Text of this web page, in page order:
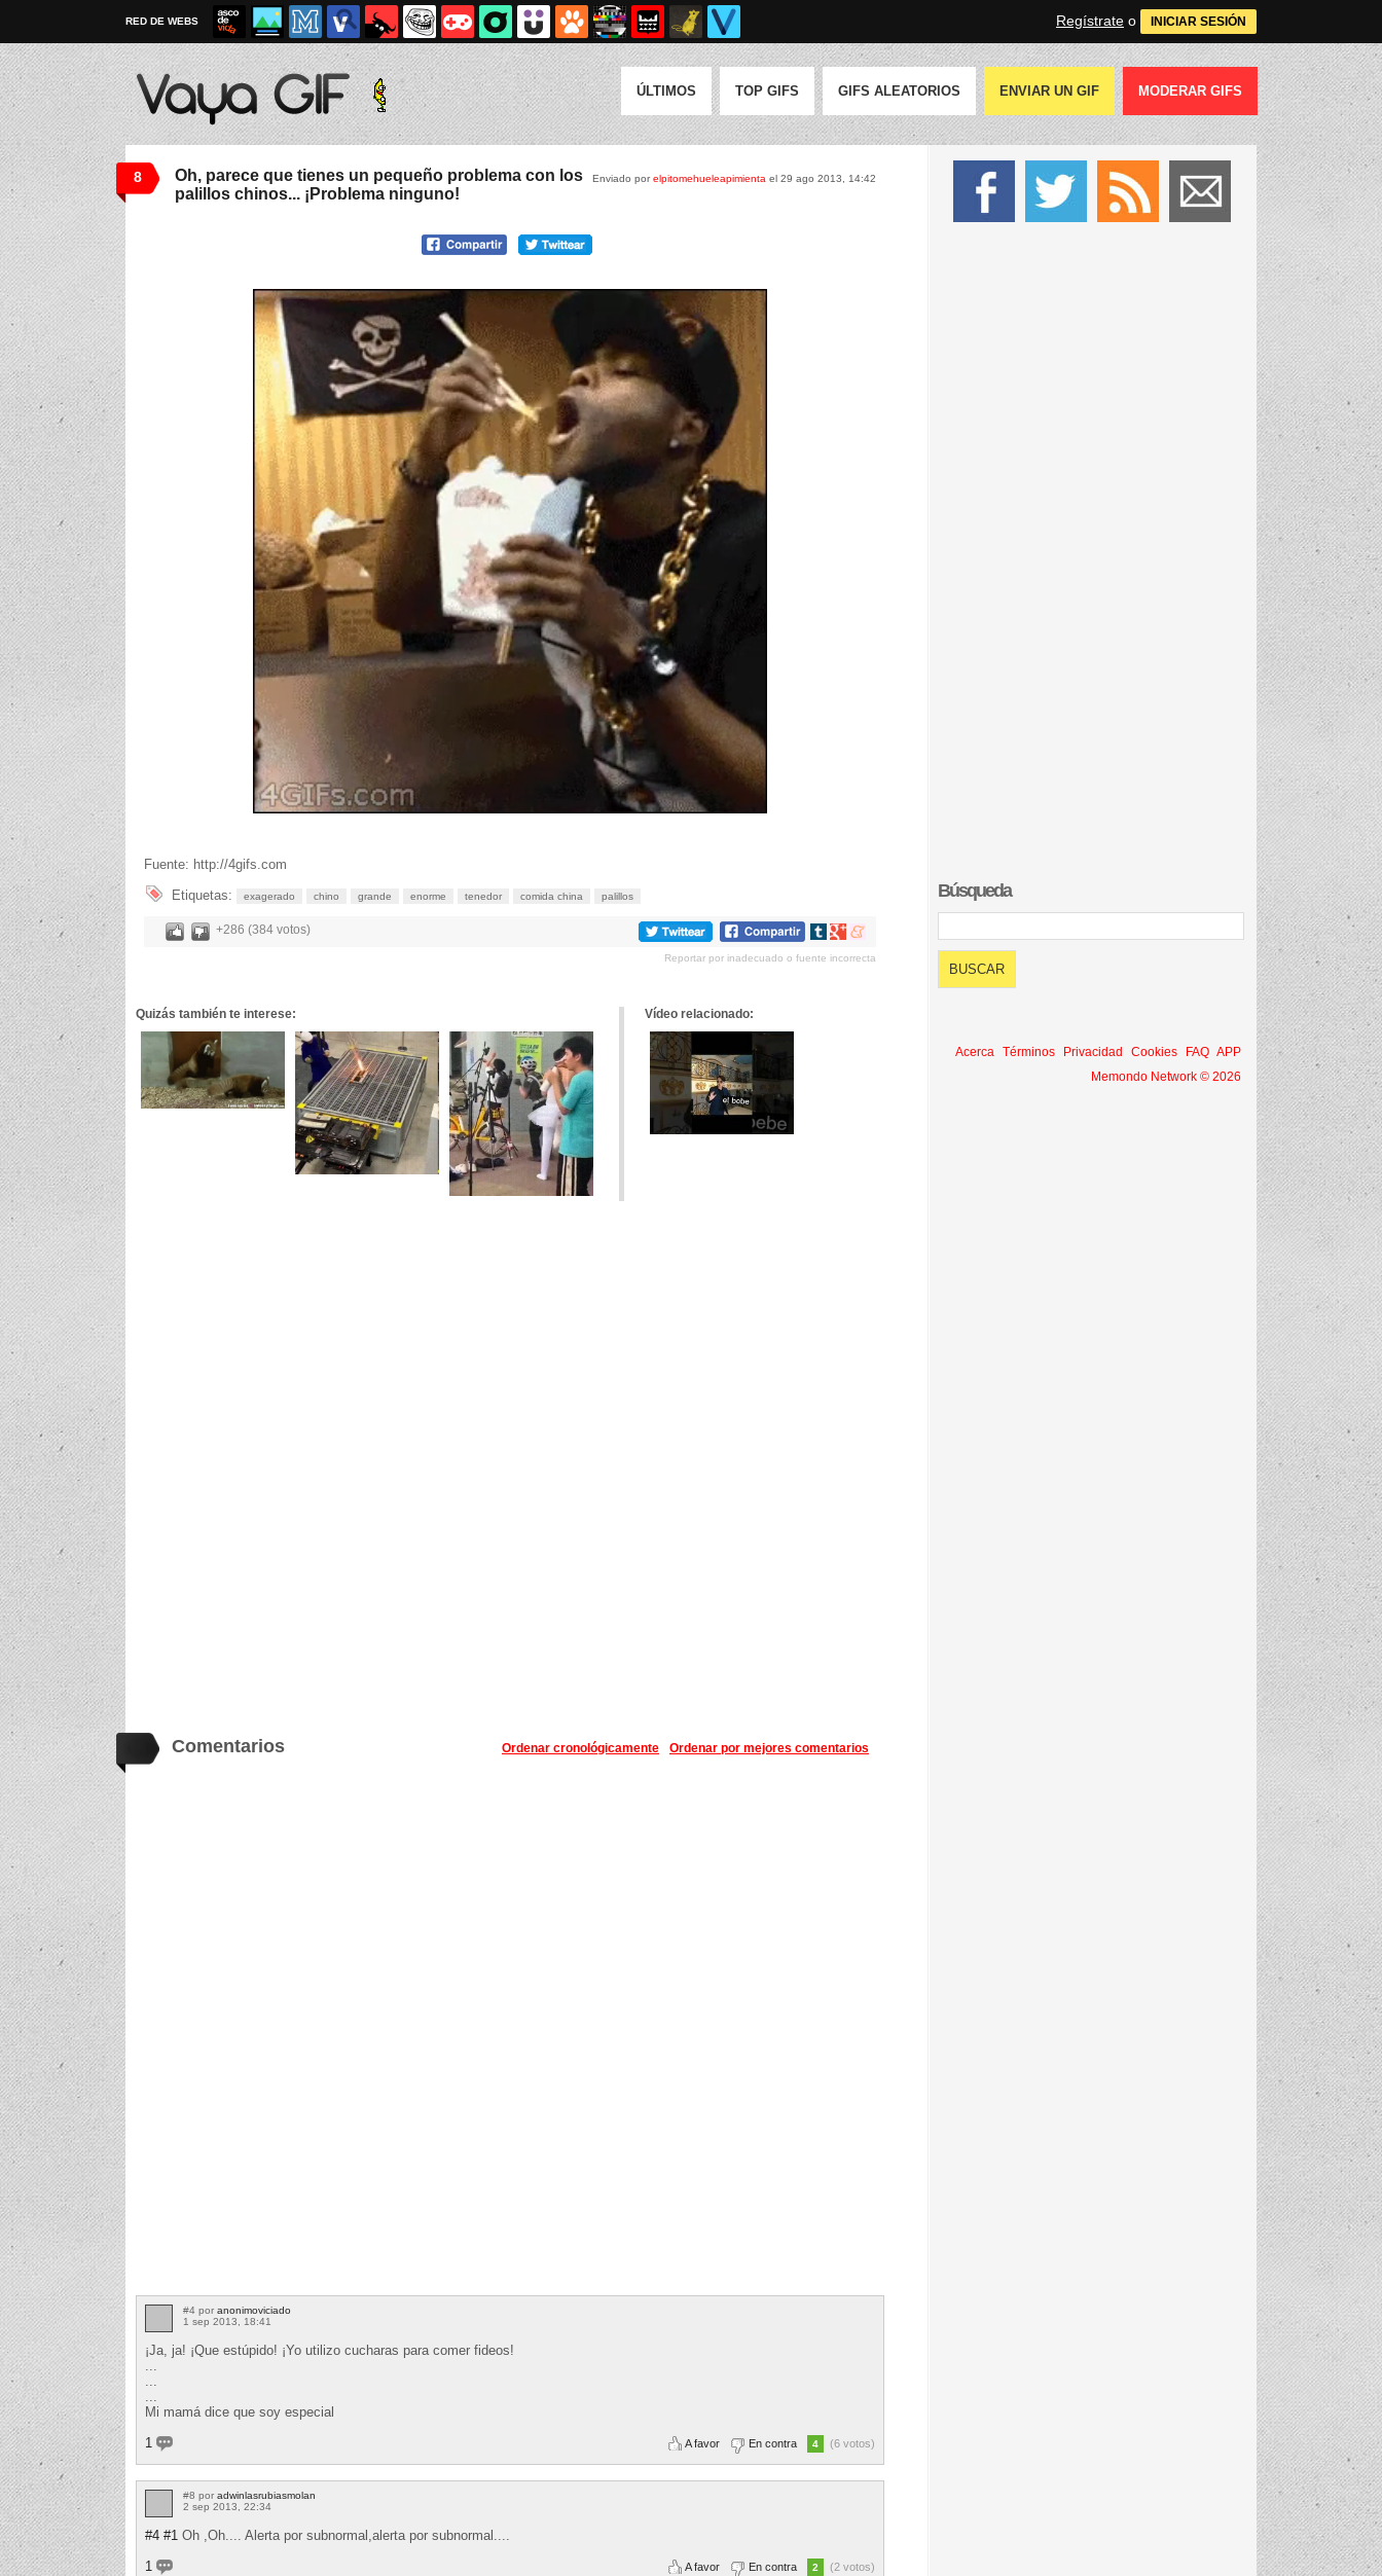
RED DE WEBS Regístrate o INICIAR SESIÓN
ÚLTIMOS TOP GIFS GIFS ALEATORIOS ENVIAR UN GIF MODERAR GIFS
8 Enviado porelpitomehueleapimienta el 29 ago 2013, 14:42
Oh, parece que tienes un pequeño problema con los
palillos chinos... ¡Problema ninguno!
Fuente: http://4gifs.com
Etiquetas:
exagerado chino grande enorme tenedor comida china palillos
+286 (384 votos)
Compartir
tumblr
Compartir
Google+
Compartir
meneame
Reportar por inadecuado o fuente incorrecta
Quizás también te interese: Vídeo relacionado:
Comentarios Ordenar por mejores comentarios
Ordenar cronológicamente
#4 por anonimoviciado
1 sep 2013, 18:41
¡Ja, ja! ¡Que estúpido! ¡Yo utilizo cucharas para comer fideos!
...
...
...
Mi mamá dice que soy especial
1
A favor En contra 4 (6 votos)
#8 por adwinlasrubiasmolan
2 sep 2013, 22:34
#4 #1 Oh ,Oh.... Alerta por subnormal,alerta por subnormal....
1
A favor En contra 2 (2 votos)
Búsqueda
Acerca Términos Privacidad Cookies FAQ APP
Memondo Network © 2026